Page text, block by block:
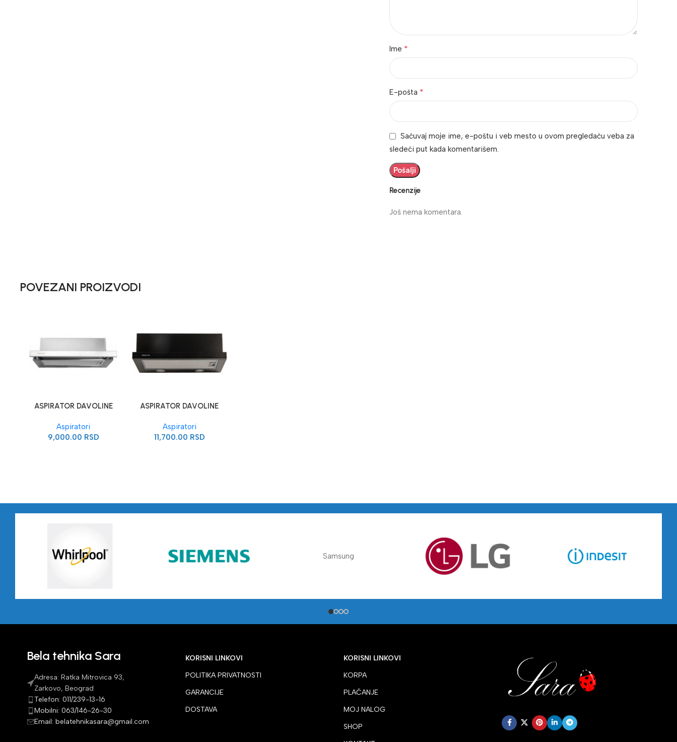
Recenzije
Još nema komentara.
Ime *
E-pošta *
Sačuvaj moje ime, e-poštu i veb mesto u ovom pregledaču veba za
sledeći put kada komentarišem.
POVEZANI PROIZVODI
ASPIRATOR DAVOLINE
Aspiratori
9,000.00 RSD
ASPIRATOR DAVOLINE
Aspiratori
11,700.00 RSD
Samsung
Bela tehnika Sara
Adresa: Ratka Mitrovica 93,
Zarkovo, Beograd
Telefon: 011/239-13-16
Mobilni: 063/146-26-30
Email: belatehnikasara@gmail.com
KORISNI LINKOVI
POLITIKA PRIVATNOSTI
GARANCIJE
DOSTAVA
KORISNI LINKOVI
KORPA
PLAĆANJE
MOJ NALOG
SHOP